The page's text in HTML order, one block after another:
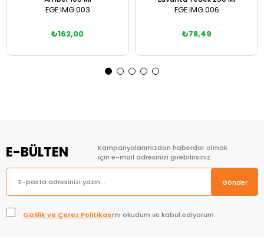
EGE.IMG.003
₺162,00
EGE.IMG.006
₺78,49
E-BÜLTEN
Kampanyalarımızdan haberdar olmak
için e-mail adresinizi girebilirsiniz.
Gönder
Gizlilik ve Çerez Politikası’nı okudum ve kabul ediyorum.